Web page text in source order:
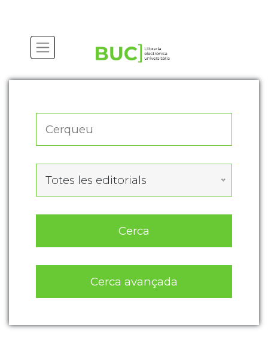
Totes les editorials
Cerca
Cerca avançada